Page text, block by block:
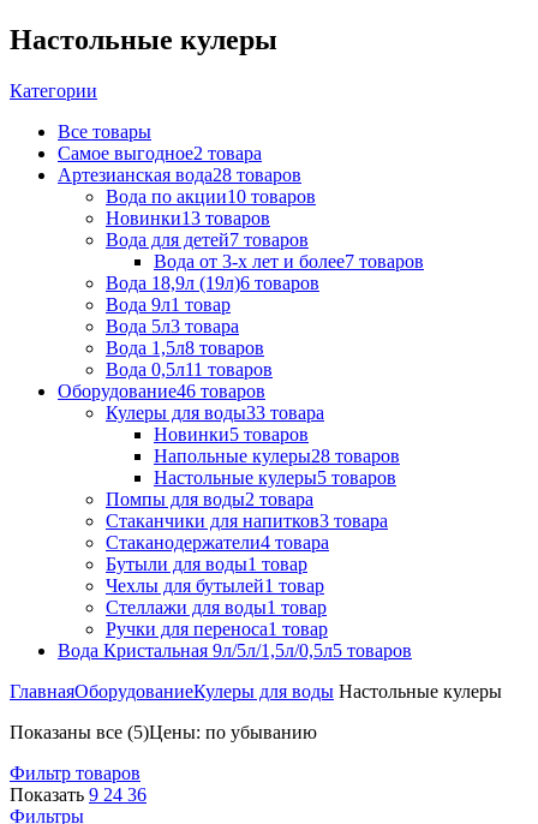
Настольные кулеры
Категории
Все товары
Самое выгодное2 товара
Артезианская вода28 товаров
Вода по акции10 товаров
Новинки13 товаров
Вода для детей7 товаров
Вода от 3-х лет и более7 товаров
Вода 18,9л (19л)6 товаров
Вода 9л1 товар
Вода 5л3 товара
Вода 1,5л8 товаров
Вода 0,5л11 товаров
Оборудование46 товаров
Кулеры для воды33 товара
Новинки5 товаров
Напольные кулеры28 товаров
Настольные кулеры5 товаров
Помпы для воды2 товара
Стаканчики для напитков3 товара
Стаканодержатели4 товара
Бутыли для воды1 товар
Чехлы для бутылей1 товар
Стеллажи для воды1 товар
Ручки для переноса1 товар
Вода Кристальная 9л/5л/1,5л/0,5л5 товаров
ГлавнаяОборудованиеКулеры для воды Настольные кулеры
Показаны все (5)Цены: по убыванию
Фильтр товаров
Показать 9 24 36
Фильтры